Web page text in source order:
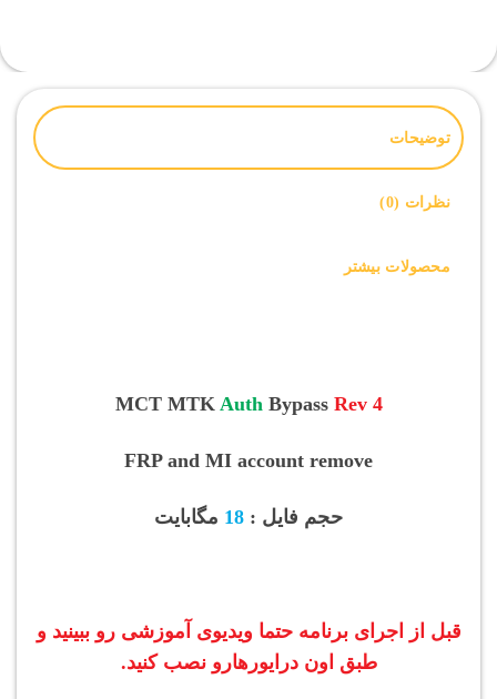
توضیحات
نظرات (0)
محصولات بیشتر
MCT MTK Auth Bypass Rev 4
FRP and MI account remove
حجم فایل : 18 مگابایت
قبل از اجرای برنامه حتما ویدیوی آموزشی رو ببینید و
طبق اون درایورهارو نصب کنید.